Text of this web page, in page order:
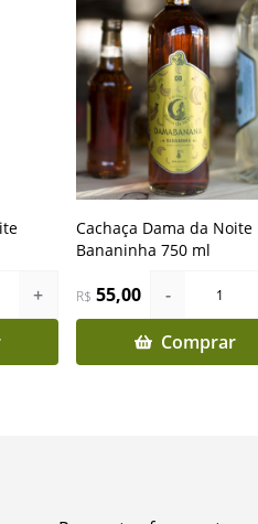
+
Cachaça Dama da Noite
Bananinha 750 ml
R$ 55,00 - 1
Comprar